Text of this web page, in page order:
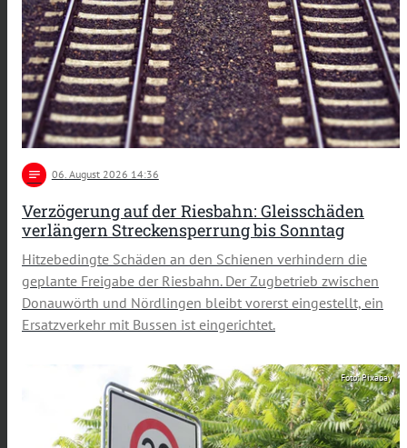
notes 06. August 2026 14:36
Verzögerung auf der Riesbahn: Gleisschäden
verlängern Streckensperrung bis Sonntag
Hitzebedingte Schäden an den Schienen verhindern die
geplante Freigabe der Riesbahn. Der Zugbetrieb zwischen
Donauwörth und Nördlingen bleibt vorerst eingestellt, ein
Ersatzverkehr mit Bussen ist eingerichtet.
Foto: Pixabay